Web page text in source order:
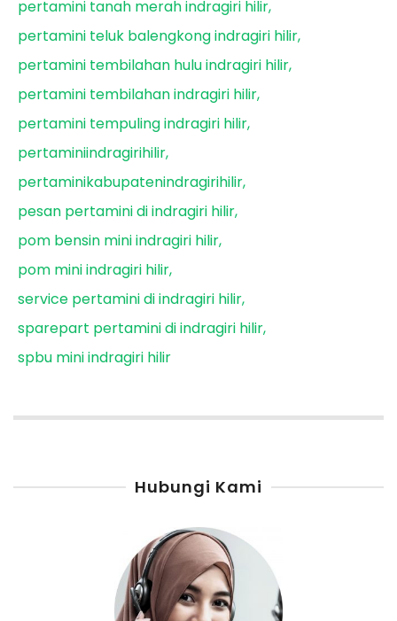
pertamini tanah merah indragiri hilir
pertamini teluk balengkong indragiri hilir
pertamini tembilahan hulu indragiri hilir
pertamini tembilahan indragiri hilir
pertamini tempuling indragiri hilir
pertaminiindragirihilir
pertaminikabupatenindragirihilir
pesan pertamini di indragiri hilir
pom bensin mini indragiri hilir
pom mini indragiri hilir
service pertamini di indragiri hilir
sparepart pertamini di indragiri hilir
spbu mini indragiri hilir
Hubungi Kami